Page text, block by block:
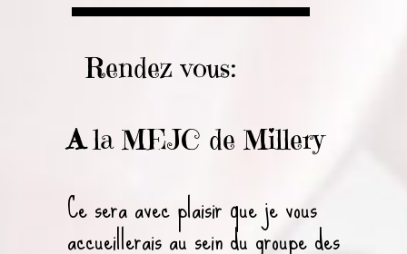
Rendez vous:
Ala MEJC de Millery
Ce sera avec plaisir que je vous
accueillerais au sein du groupe des